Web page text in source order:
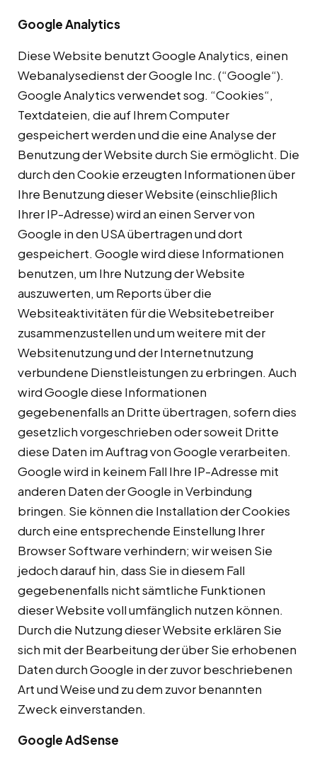
Google Analytics
Diese Website benutzt Google Analytics, einen
Webanalysedienst der Google Inc. (“Google“).
Google Analytics verwendet sog. “Cookies“,
Textdateien, die auf Ihrem Computer
gespeichert werden und die eine Analyse der
Benutzung der Website durch Sie ermöglicht. Die
durch den Cookie erzeugten Informationen über
Ihre Benutzung dieser Website (einschließlich
Ihrer IP-Adresse) wird an einen Server von
Google in den USA übertragen und dort
gespeichert. Google wird diese Informationen
benutzen, um Ihre Nutzung der Website
auszuwerten, um Reports über die
Websiteaktivitäten für die Websitebetreiber
zusammenzustellen und um weitere mit der
Websitenutzung und der Internetnutzung
verbundene Dienstleistungen zu erbringen. Auch
wird Google diese Informationen
gegebenenfalls an Dritte übertragen, sofern dies
gesetzlich vorgeschrieben oder soweit Dritte
diese Daten im Auftrag von Google verarbeiten.
Google wird in keinem Fall Ihre IP-Adresse mit
anderen Daten der Google in Verbindung
bringen. Sie können die Installation der Cookies
durch eine entsprechende Einstellung Ihrer
Browser Software verhindern; wir weisen Sie
jedoch darauf hin, dass Sie in diesem Fall
gegebenenfalls nicht sämtliche Funktionen
dieser Website voll umfänglich nutzen können.
Durch die Nutzung dieser Website erklären Sie
sich mit der Bearbeitung der über Sie erhobenen
Daten durch Google in der zuvor beschriebenen
Art und Weise und zu dem zuvor benannten
Zweck einverstanden.
Google AdSense